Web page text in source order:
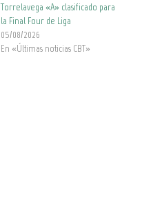
Torrelavega «A» clasificado para
la Final Four de Liga
05/08/2026
En «Últimas noticias CBT»